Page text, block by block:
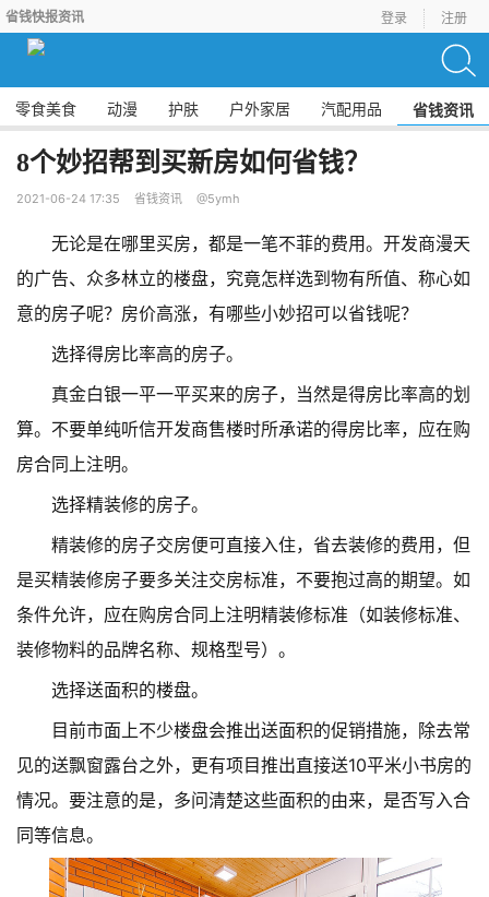
省钱快报资讯 登录 注册
零食美食 动漫 护肤 户外家居 汽配用品 省钱资讯
8个妙招帮到买新房如何省钱？
2021-06-24 17:35 省钱资讯 @5ymh
无论是在哪里买房，都是一笔不菲的费用。开发商漫天
的广告、众多林立的楼盘，究竟怎样选到物有所值、称心如
意的房子呢？房价高涨，有哪些小妙招可以省钱呢？
选择得房比率高的房子。
真金白银一平一平买来的房子，当然是得房比率高的划
算。不要单纯听信开发商售楼时所承诺的得房比率，应在购
房合同上注明。
选择精装修的房子。
精装修的房子交房便可直接入住，省去装修的费用，但
是买精装修房子要多关注交房标准，不要抱过高的期望。如
条件允许，应在购房合同上注明精装修标准（如装修标准、
装修物料的品牌名称、规格型号）。
选择送面积的楼盘。
目前市面上不少楼盘会推出送面积的促销措施，除去常
见的送飘窗露台之外，更有项目推出直接送10平米小书房的
情况。要注意的是，多问清楚这些面积的由来，是否写入合
同等信息。